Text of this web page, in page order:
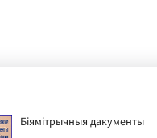
Біямітрычныя дакументы